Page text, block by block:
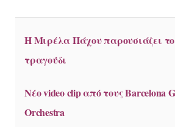
Η Μιρέλα Πάχου παρουσιάζει το
τραγούδι
Νέο video clip από τους Barcelona
Orchestra